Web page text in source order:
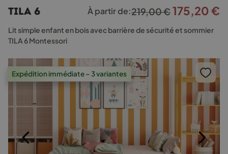
variations.
Les
options
peuvent
être
choisies
sur
du
TILA 6 À partir de:219,00€Le
prix
219,00 €.
175,20€
Lit simple enfant en bois avec barrière de sécurité et sommier
TILA 6 Montessori
Expédition immédiate – 3 variantes